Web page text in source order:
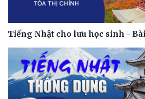
Tiếng Nhật cho lưu học sinh -